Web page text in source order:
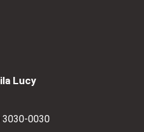
Lucy
3030-0030